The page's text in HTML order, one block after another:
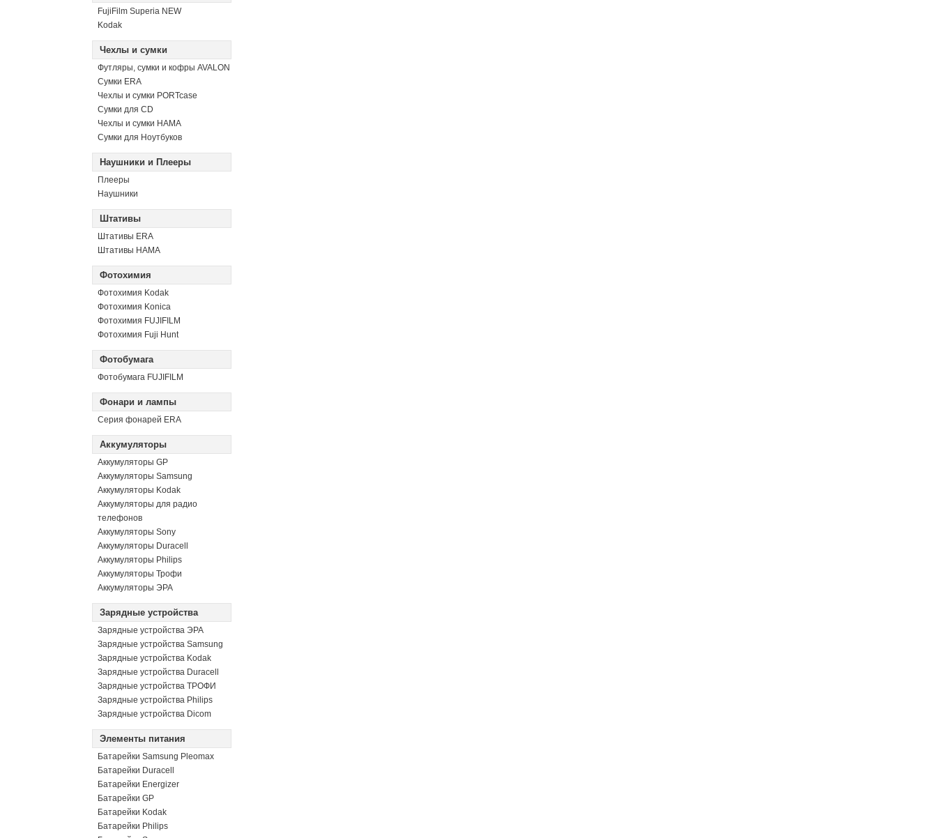
FujiFilm Superia NEW
Kodak
Чехлы и сумки
Футляры, сумки и кофры AVALON
Сумки ERA
Чехлы и сумки PORTcase
Сумки для CD
Чехлы и сумки HAMA
Сумки для Ноутбуков
Наушники и Плееры
Плееры
Наушники
Штативы
Штативы ERA
Штативы HAMA
Фотохимия
Фотохимия Kodak
Фотохимия Konica
Фотохимия FUJIFILM
Фотохимия Fuji Hunt
Фотобумага
Фотобумага FUJIFILM
Фонари и лампы
Серия фонарей ERA
Аккумуляторы
Аккумуляторы GP
Аккумуляторы Samsung
Аккумуляторы Kodak
Аккумуляторы для радио
телефонов
Аккумуляторы Sony
Аккумуляторы Duracell
Аккумуляторы Philips
Аккумуляторы Трофи
Аккумуляторы ЭРА
Зарядные устройства
Зарядные устройства ЭРА
Зарядные устройства Samsung
Зарядные устройства Kodak
Зарядные устройства Duracell
Зарядные устройства ТРОФИ
Зарядные устройства Philips
Зарядные устройства Dicom
Элементы питания
Батарейки Samsung Pleomax
Батарейки Duracell
Батарейки Energizer
Батарейки GP
Батарейки Kodak
Батарейки Philips